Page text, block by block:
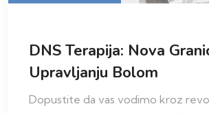
DNS Terapija: Nova
Upravljanju Bolom
Dopustite da vas vodimo kroz